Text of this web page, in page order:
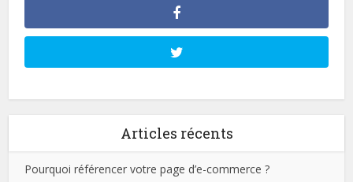
Articles récents
Pourquoi référencer votre page d’e-commerce ?